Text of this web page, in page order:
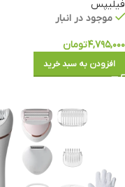
فیلیپس
موجود در انبار
۴,۷۹۵,۰۰۰تومان
افزودن به سبد خرید